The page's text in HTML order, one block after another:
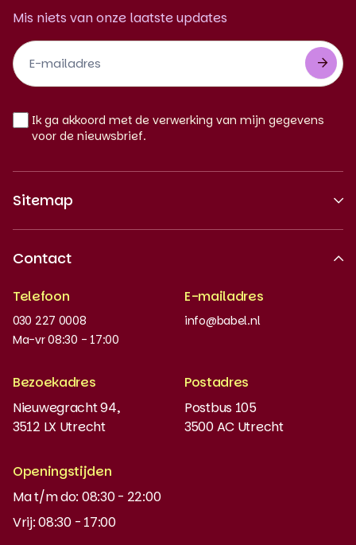
Mis niets van onze laatste updates
Footer
Newsletter
NL
Ik ga akkoord met de verwerking van mijn gegevens
voor de nieuwsbrief.
Sitemap
Nieuws en updates
Instaptoets
MyBabel
NT2
DUO-lening
Contact
Telefoon
030 227 0008
Ma-vr 08:30 - 17:00
E-mailadres
info@babel.nl
Bezoekadres
Nieuwegracht 94,
3512 LX Utrecht
Postadres
Postbus 105
3500 AC Utrecht
Openingstijden
Ma t/m do: 08:30 - 22:00
Vrij: 08:30 - 17:00